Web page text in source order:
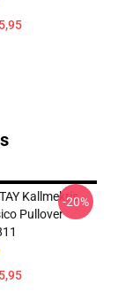
Kallmekris
Pullover
-20%